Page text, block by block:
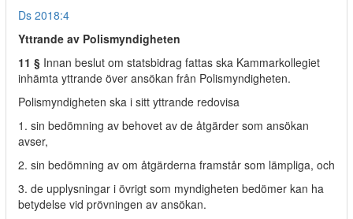
Ds 2018:4
Yttrande av Polismyndigheten
11 § Innan beslut om statsbidrag fattas ska Kammarkollegiet
inhämta yttrande över ansökan från Polismyndigheten.
Polismyndigheten ska i sitt yttrande redovisa
1. sin bedömning av behovet av de åtgärder som ansökan
avser,
2. sin bedömning av om åtgärderna framstår som lämpliga, och
3. de upplysningar i övrigt som myndigheten bedömer kan ha
betydelse vid prövningen av ansökan.